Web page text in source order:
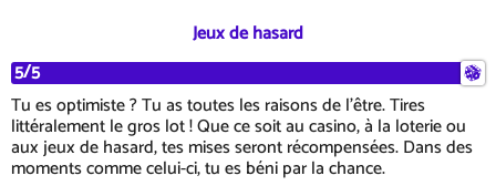
Jeux de hasard
5/5
Tu es optimiste ? Tu as toutes les raisons de l'être. Tires
littéralement le gros lot ! Que ce soit au casino, à la loterie ou
aux jeux de hasard, tes mises seront récompensées. Dans des
moments comme celui-ci, tu es béni par la chance.